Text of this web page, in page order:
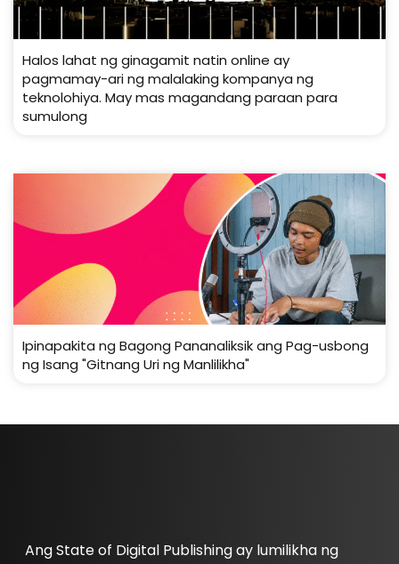
Halos lahat ng ginagamit natin online ay
pagmamay-ari ng malalaking kompanya ng
teknolohiya. May mas magandang paraan para
sumulong
Ipinapakita ng Bagong Pananaliksik ang Pag-usbong
ng Isang "Gitnang Uri ng Manlilikha"
Ang State of Digital Publishing ay lumilikha ng